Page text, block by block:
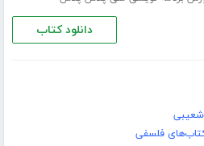
دانلود کتاب
فلسفی